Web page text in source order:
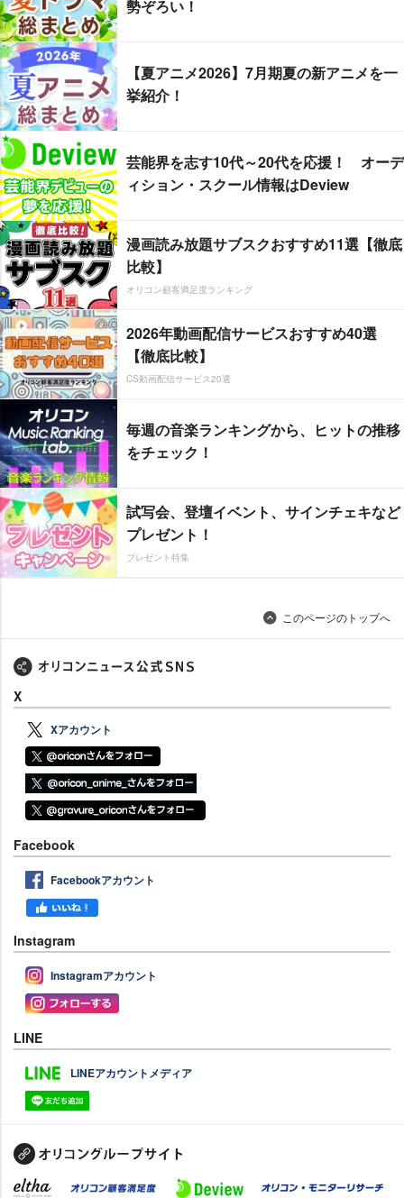
勢ぞろい！
【夏アニメ2026】7月期夏の新アニメを一
挙紹介！
芸能界を志す10代～20代を応援！ オーデ
ィション・スクール情報はDeview
漫画読み放題サブスクおすすめ11選【徹底
比較】
オリコン顧客満足度ランキング
2026年動画配信サービスおすすめ40選
【徹底比較】
CS動画配信サービス20選
毎週の音楽ランキングから、ヒットの推移
をチェック！
試写会、登壇イベント、サインチェキなど
プレゼント！
プレゼント特集
このページのトップへ
X
Xアカウント
Facebook
Facebookアカウント
Instagram
Instagramアカウント
LINE
LINEアカウントメディア